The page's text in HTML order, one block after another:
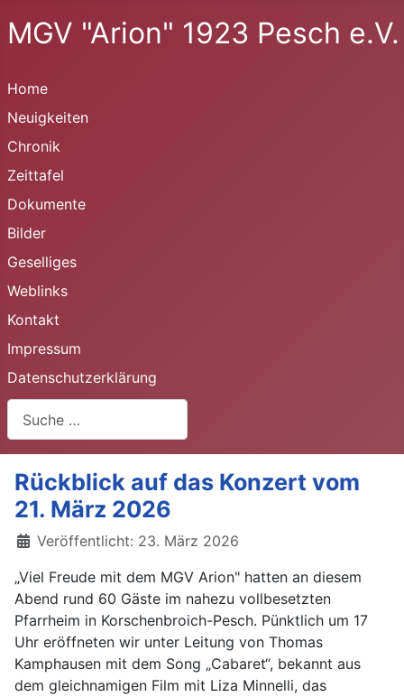
MGV "Arion" 1923 Pesch e.V.
Home
Neuigkeiten
Chronik
Zeittafel
Dokumente
Bilder
Geselliges
Weblinks
Kontakt
Impressum
Datenschutzerklärung
Rückblick auf das Konzert vom
21. März 2026
Details
Veröffentlicht: 23. März 2026
„Viel Freude mit dem MGV Arion" hatten an diesem
Abend rund 60 Gäste im nahezu vollbesetzten
Pfarrheim in Korschenbroich-Pesch. Pünktlich um 17
Uhr eröffneten wir unter Leitung von Thomas
Kamphausen mit dem Song „Cabaret“, bekannt aus
dem gleichnamigen Film mit Liza Minnelli, das